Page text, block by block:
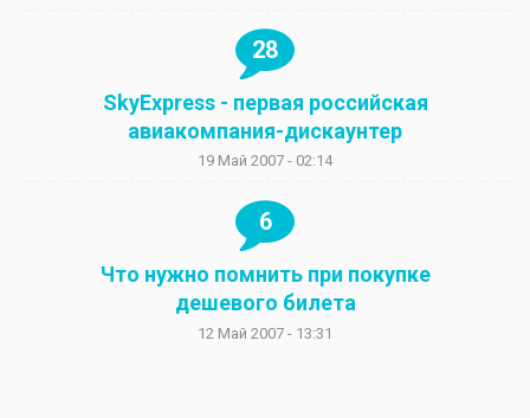
28
SkyExpress - первая российская
авиакомпания-дискаунтер
19 Май 2007 - 02:14
6
Что нужно помнить при покупке
дешевого билета
12 Май 2007 - 13:31